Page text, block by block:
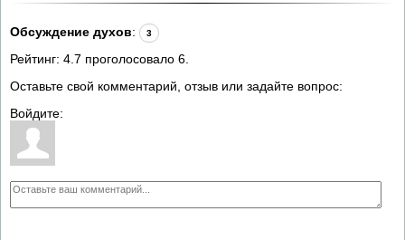
Обсуждение духов: 3
Рейтинг: 4.7 проголосовало 6
Оставьте свой комментарий, отзыв или задайте вопрос:
Войдите: